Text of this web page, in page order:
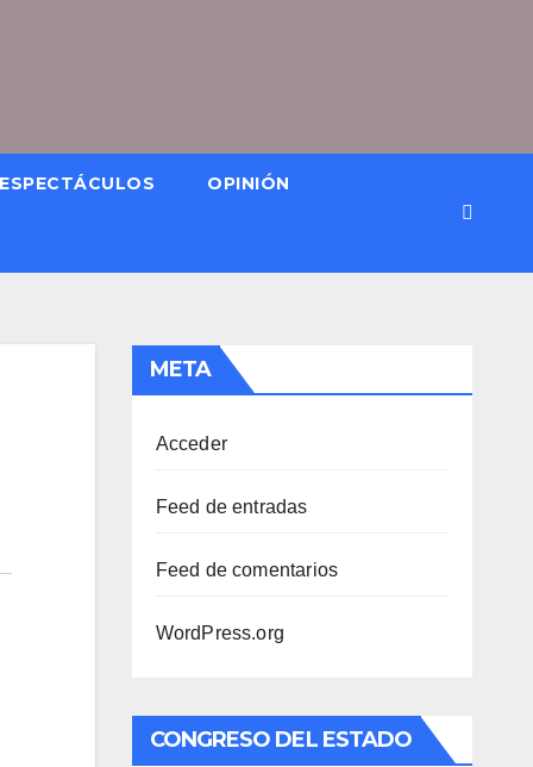
ESPECTÁCULOS OPINIÓN
META
Acceder
Feed de entradas
Feed de comentarios
WordPress.org
CONGRESO DEL ESTADO